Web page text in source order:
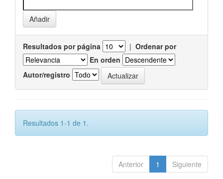
Resultados por página | Ordenar por
En orden
Autor/registro
Resultados 1-1 de 1.
Anterior 1 Siguiente